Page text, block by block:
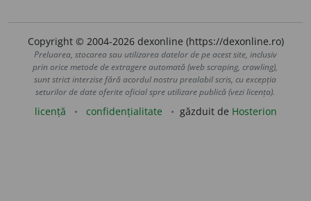
Copyright © 2004-2026 dexonline (https://dexonline.ro)
Preluarea, stocarea sau utilizarea datelor de pe acest site, inclusiv
prin orice metode de extragere automată (web scraping, crawling),
sunt strict interzise fără acordul nostru prealabil scris, cu excepția
seturilor de date oferite oficial spre utilizare publică (vezi licența).
licență confidențialitate găzduit de Hosterion